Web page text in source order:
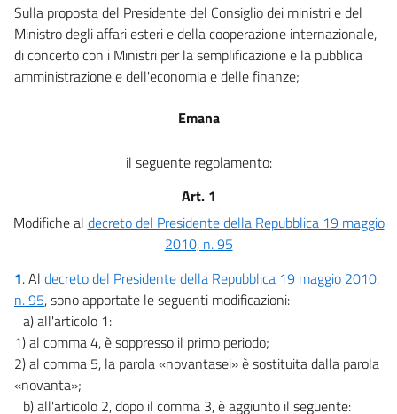
Sulla proposta del Presidente del Consiglio dei ministri e del
Ministro degli affari esteri e della cooperazione internazionale,
di concerto con i Ministri per la semplificazione e la pubblica
amministrazione e dell'economia e delle finanze;
Emana
il seguente regolamento:
Art. 1
Modifiche al decreto del Presidente della Repubblica 19 maggio
2010, n. 95
1. Al decreto del Presidente della Repubblica 19 maggio 2010,
n. 95, sono apportate le seguenti modificazioni:
a) all'articolo 1:
1) al comma 4, è soppresso il primo periodo;
2) al comma 5, la parola «novantasei» è sostituita dalla parola
«novanta»;
b) all'articolo 2, dopo il comma 3, è aggiunto il seguente: